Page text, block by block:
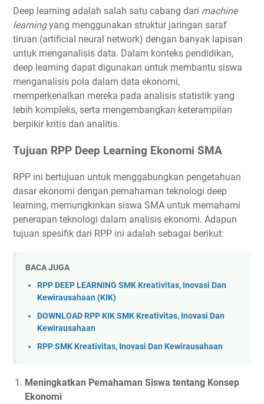
Deep learning adalah salah satu cabang dari machine
learningyang menggunakan struktur jaringan saraf
tiruan (artificial neural network) dengan banyak lapisan
untuk menganalisis data. Dalam konteks pendidikan,
deep learning dapat digunakan untuk membantu siswa
menganalisis pola dalam data ekonomi,
memperkenalkan mereka pada analisis statistik yang
lebih kompleks, serta mengembangkan keterampilan
berpikir kritis dan analitis.
Tujuan RPP Deep Learning Ekonomi SMA
RPP ini bertujuan untuk menggabungkan pengetahuan
dasar ekonomi dengan pemahaman teknologi deep
learning, memungkinkan siswa SMA untuk memahami
penerapan teknologi dalam analisis ekonomi. Adapun
tujuan spesifik dari RPP ini adalah sebagai berikut:
BACA JUGA
RPP DEEP LEARNING SMK Kreativitas, Inovasi Dan
Kewirausahaan (KIK)
DOWNLOAD RPP KIK SMK Kreativitas, Inovasi Dan
Kewirausahaan
RPP SMK Kreativitas, Inovasi Dan Kewirausahaan
Meningkatkan Pemahaman Siswa tentang Konsep
Ekonomi